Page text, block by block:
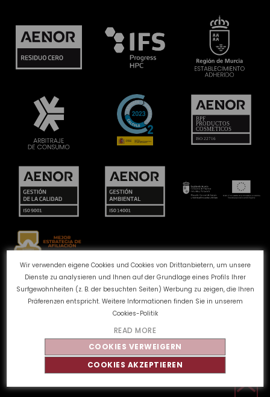
Wir verwenden eigene Cookies und Cookies von Drittanbietern, um unsere
Dienste zu analysieren und Ihnen auf der Grundlage eines Profils Ihrer
Surfgewohnheiten (z. B. der besuchten Seiten) Werbung zu zeigen, die Ihren
Präferenzen entspricht. Weitere Informationen finden Sie in unserem
Cookies-Politik
READ MORE
COOKIES VERWEIGERN
COOKIES AKZEPTIEREN
Beschwerdekanal
Cookie-Richtlinie
Datenschutzbestimmungen
Rechtlicher Hinweis
2026 - Alle Rechte vorbehalten